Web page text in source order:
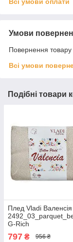
Всі умови оплати
Умови
Повернення товару
Всі умови
Подібні товари
Плед Vladi
G-Rich
797 ₴ 956 ₴